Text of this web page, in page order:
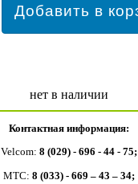
нет в наличии
Контактная информация:
Velcom: 8 (029) - 696 - 44 - 75;
MTC: 8 (033) - 669 – 43 – 34;